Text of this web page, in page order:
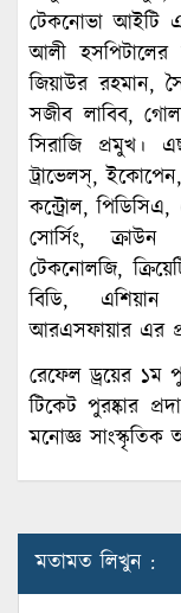
টেকনোভা আইটি
আলী
জিয়াউর রহমান,
সজীব লাবিব,
সিরাজি প্রমুখ।
ট্রাভেলস্,
কন্ট্রোল,
সোর্সিং,
টেকনোলজি,
বিডি, এশিয়ান
আরএসফায়ার এর
রেফেল ড্রয়ের ১ম
টিকেট পুরষ্কার
মনোজ্ঞ সাংস্কৃতিক
মতামত লিখুন :